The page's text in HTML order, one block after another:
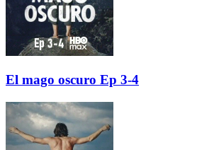
El mago oscuro Ep 3-4